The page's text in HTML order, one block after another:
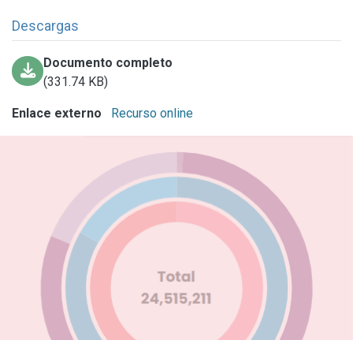
Descargas
Documento completo
(331.74 KB)
Enlace externo Recurso online